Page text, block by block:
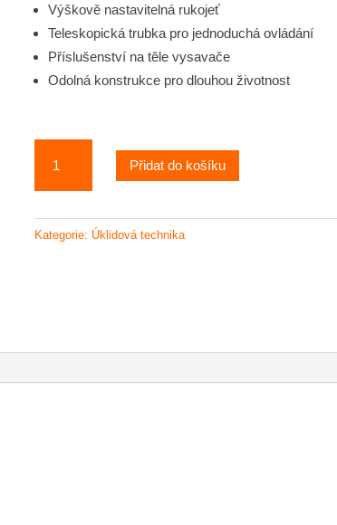
Výškově nastavitelná rukojeť
Teleskopická trubka pro jednoduchá ovládání
Příslušenství na těle vysavače
Odolná konstrukce pro dlouhou životnost
38
dvoumotorový
Přidat do košíku
Kategorie: Úklidová technika